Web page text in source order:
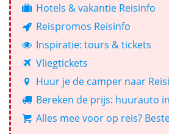
Hotels & vakantie Reisinfo
Reispromos Reisinfo
Inspiratie: tours & tickets
Vliegtickets
Huur je de camper naar
Bereken de prijs: huurauto
Alles mee voor op reis?